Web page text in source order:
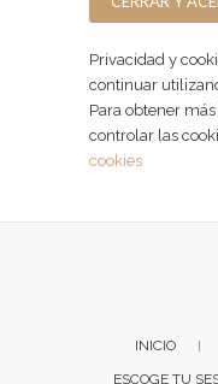
Privacidad y
continuar
Para obtener
controlar las
cookies
INICIO
ESCOGE TU